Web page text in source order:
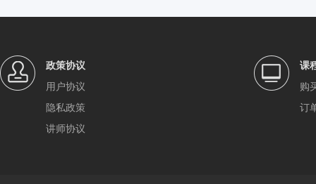
政策协议
用户协议
隐私政策
讲师协议
课
购
订